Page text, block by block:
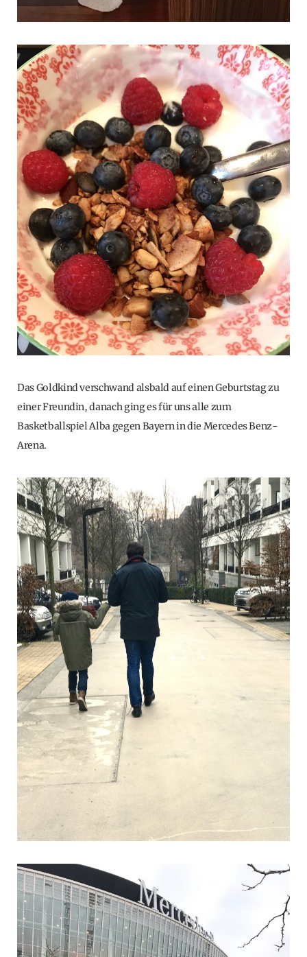
Das Goldkind verschwand alsbald auf einen Geburtstag zu
einer Freundin, danach ging es für uns alle zum
Basketballspiel Alba gegen Bayern in die Mercedes Benz-
Arena.